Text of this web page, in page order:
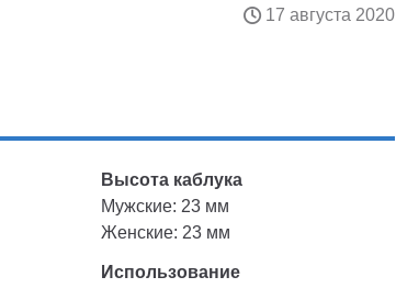
17 августа 2020
Высота каблука
Мужские: 23 мм
Женские: 23 мм
Использование